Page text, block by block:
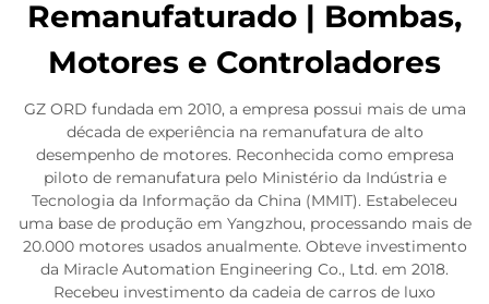
Remanufaturado | Bombas,
Motores e Controladores
GZ ORD fundada em 2010, a empresa possui mais de uma
década de experiência na remanufatura de alto
desempenho de motores. Reconhecida como empresa
piloto de remanufatura pelo Ministério da Indústria e
Tecnologia da Informação da China (MMIT). Estabeleceu
uma base de produção em Yangzhou, processando mais de
20.000 motores usados anualmente. Obteve investimento
da Miracle Automation Engineering Co., Ltd. em 2018.
Recebeu investimento da cadeia de carros de luxo